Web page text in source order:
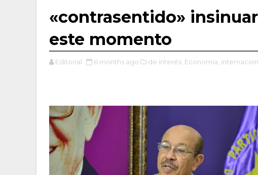
«contrasentido»
este momento
Editorial 6 months ago de interés, Economia,